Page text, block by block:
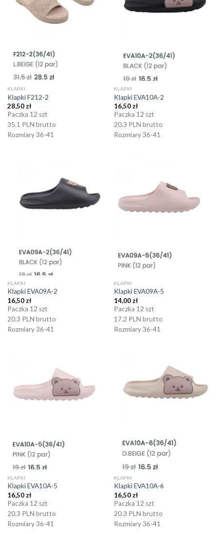
KLAPKI
Klapki F212-2
28,50 zł
Paczka 12 szt
35.1 PLN brutto
Rozmiary 36-41
KLAPKI
Klapki EVA10A-2
16,50 zł
Paczka 12 szt
20.3 PLN brutto
Rozmiary 36-41
KLAPKI
Klapki EVA09A-2
16,50 zł
Paczka 12 szt
20.3 PLN brutto
Rozmiary 36-41
KLAPKI
Klapki EVA09A-5
14,00 zł
Paczka 12 szt
17.2 PLN brutto
Rozmiary 36-41
KLAPKI
Klapki EVA10A-5
16,50 zł
Paczka 12 szt
20.3 PLN brutto
Rozmiary 36-41
KLAPKI
Klapki EVA10A-6
16,50 zł
Paczka 12 szt
20.3 PLN brutto
Rozmiary 36-41